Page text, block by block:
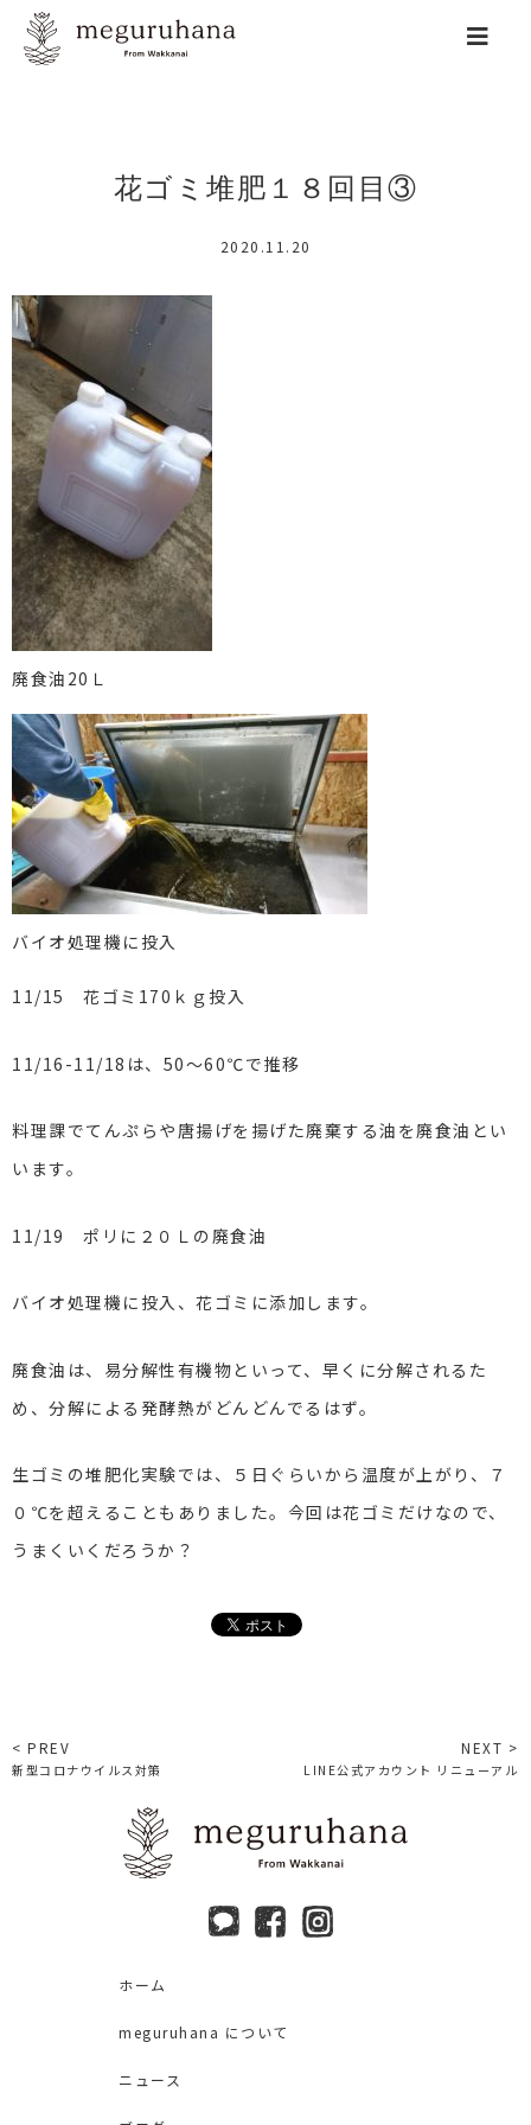
花ゴミ堆肥１８回目③
2020.11.20
廃食油20Ｌ
バイオ処理機に投入
11/15 花ゴミ170ｋｇ投入
11/16-11/18は、50～60℃で推移
料理課でてんぷらや唐揚げを揚げた廃棄する油を廃食油とい
います。
11/19 ポリに２０Ｌの廃食油
バイオ処理機に投入、花ゴミに添加します。
廃食油は、易分解性有機物といって、早くに分解されるた
め、分解による発酵熱がどんどんでるはず。
生ゴミの堆肥化実験では、５日ぐらいから温度が上がり、７
０℃を超えることもありました。今回は花ゴミだけなので、
うまくいくだろうか？
< PREV
新型コロナウイルス対策
NEXT >
LINE公式アカウント リニューアル
ホーム
meguruhana について
ニュース